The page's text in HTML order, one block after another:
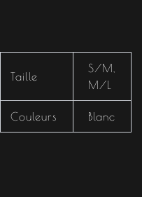
Taille
S/M
M/L
Couleurs Blanc